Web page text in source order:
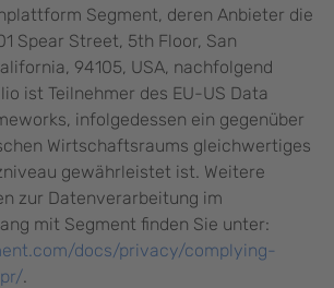
Segment, deren Anbieter die
Spear Street, 5th Floor, San
94105, USA, nachfolgend
ist Teilnehmer des EU-US Data
infolgedessen ein gegenüber
Wirtschaftsraums gleichwertiges
gewährleistet ist. Weitere
zur Datenverarbeitung im
mit Segment finden Sie unter:
docs/privacy/complying-
.